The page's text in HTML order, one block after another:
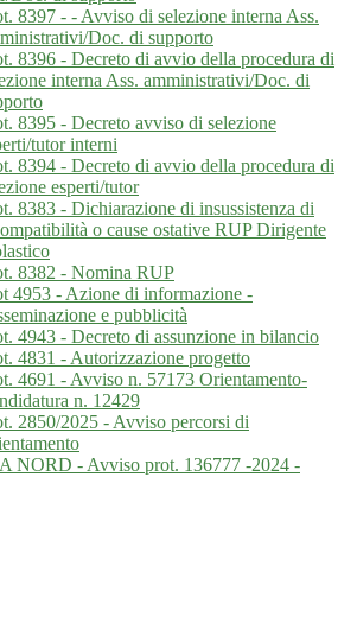
8397 - - Avviso di selezione interna Ass.
Doc. di supporto
8396 - Decreto di avvio della procedura di
interna Ass. amministrativi/Doc. di
8395 - Decreto avviso di selezione
tutor interni
8394 - Decreto di avvio della procedura di
esperti/tutor
8383 - Dichiarazione di insussistenza di
o cause ostative RUP Dirigente
8382 - Nomina RUP
4953 - Azione di informazione -
e pubblicità
4943 - Decreto di assunzione in bilancio
4831 - Autorizzazione progetto
4691 - Avviso n. 57173 Orientamento-
n. 12429
2850/2025 - Avviso percorsi di
NORD - Avviso prot. 136777 -2024 -